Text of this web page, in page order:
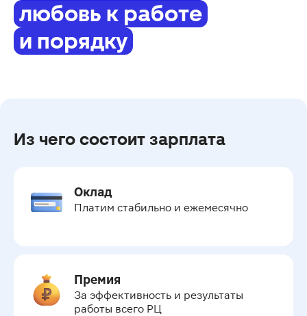
любовь к работе
и порядку
Из чего состоит зарплата
Оклад
Платим стабильно и ежемесячно
Премия
За эффективность и результаты
работы всего РЦ